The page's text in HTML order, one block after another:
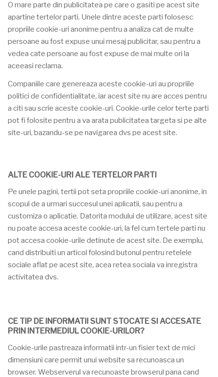
O mare parte din publicitatea pe care o gasiti pe acest site
apartine tertelor parti. Unele dintre aceste parti folosesc
propriile cookie-uri anonime pentru a analiza cat de multe
persoane au fost expuse unui mesaj publicitar, sau pentru a
vedea cate persoane au fost expuse de mai multe ori la
aceeasi reclama.
Companiile care genereaza aceste cookie-uri au propriile
politici de confidentialitate, iar acest site nu are acces pentru
a citi sau scrie aceste cookie-uri. Cookie-urile celor terte parti
pot fi folosite pentru a va arata publicitatea targeta si pe alte
site-uri, bazandu-se pe navigarea dvs pe acest site.
ALTE COOKIE-URI ALE TERTELOR PARTI
Pe unele pagini, tertii pot seta propriile cookie-uri anonime, in
scopul de a urmari succesul unei aplicatii, sau pentru a
customiza o aplicatie. Datorita modului de utilizare, acest site
nu poate accesa aceste cookie-uri, la fel cum tertele parti nu
pot accesa cookie-urile detinute de acest site. De exemplu,
cand distribuiti un articol folosind butonul pentru retelele
sociale aflat pe acest site, acea retea sociala va inregistra
activitatea dvs.
CE TIP DE INFORMATII SUNT STOCATE SI ACCESATE
PRIN INTERMEDIUL COOKIE-URILOR?
Cookie-urile pastreaza informatii intr-un fisier text de mici
dimensiuni care permit unui website sa recunoasca un
browser. Webserverul va recunoaste browserul pana cand